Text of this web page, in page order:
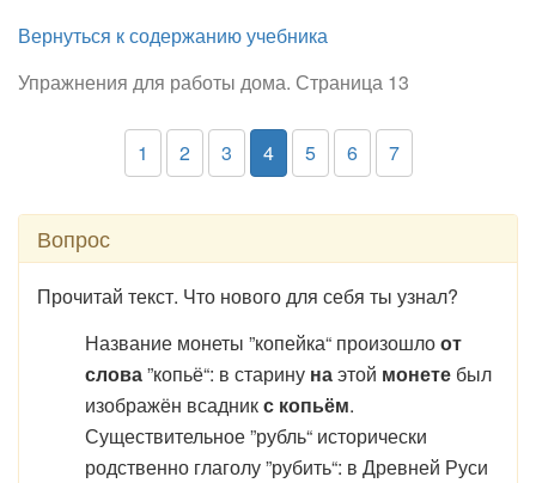
Вернуться к содержанию учебника
Упражнения для работы дома. Страница 13
1 2 3 4 5 6 7
Вопрос
Прочитай текст. Что нового для себя ты узнал?
Название монеты ”копейка“ произошлоот
слова”копьё“: в старину наэтой монете был
изображён всадникс копьём.
Существительное ”рубль“ исторически
родственно глаголу ”рубить“: в Древней Руси